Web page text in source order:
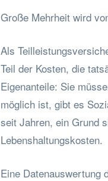
Große Mehrheit wird
Als
Teil der Kosten, die
Eigenanteile: Sie
möglich ist, gibt es
seit Jahren, ein Grund
Lebenshaltungskosten.
Eine Datenauswertung